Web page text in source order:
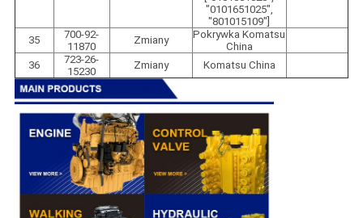
"0101651025",
"801015109"]
35
700-92-
11870
Zmiany
Pokrywka Komatsu
China
36
723-26-
15230
Zmiany Komatsu China